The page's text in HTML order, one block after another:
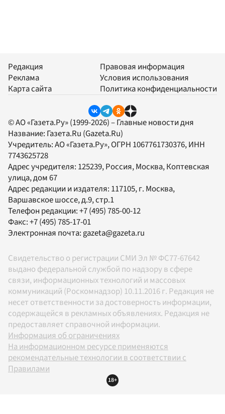
Редакция
Реклама
Карта сайта
Правовая информация
Условия использования
Политика конфиденциальности
© АО «Газета.Ру» (1999-2026) – Главные новости дня
Название: Газета.Ru (Gazeta.Ru)
Учредитель:АО «Газета.Ру», ОГРН 1067761730376, ИНН
7743625728
Адрес учредителя: 125239, Россия, Москва, Коптевская
улица, дом 67
Адрес редакции и издателя: 117105, г. Москва,
Варшавское шоссе, д.9, стр.1
Телефон редакции:+7 (495) 785-00-12
Факс:+7 (495) 785-17-01
Электронная почта: gazeta@gazeta.ru
Свидетельство о регистрации СМИ Эл № ФС77-67642
выдано федеральной службой по надзору в сфере
связи, информационных технологий и массовых
коммуникаций (Роскомнадзор) 10.11.2016 г. Редакция не
несет ответственности за достоверность информации,
содержащейся в рекламных объявлениях. Редакция не
предоставляет справочной информации.
Информация об ограничениях
На информационном ресурсе применяются
рекомендательные технологии в соответствии с
Правилами
18+